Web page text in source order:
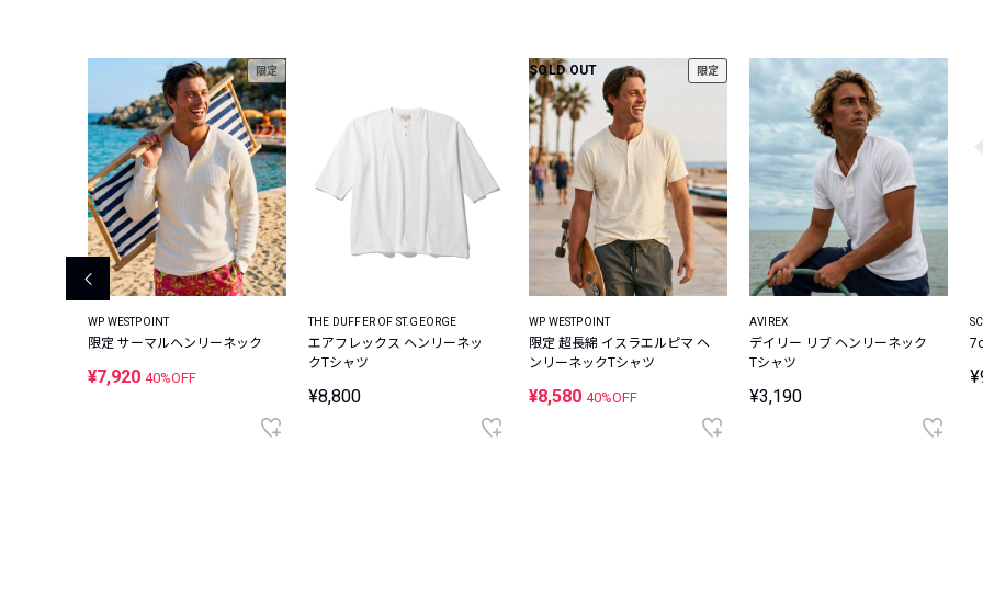
限定
WP WESTPOINT
限定 サーマルヘンリーネック
¥7,920 40%OFF
THE DUFFER OF ST.GEORGE
エアフレックス ヘンリーネッ
クTシャツ
¥8,800
SOLD OUT 限定
WP WESTPOINT
限定 超長綿 イスラエルピマ ヘ
ンリーネックTシャツ
¥8,580 40%OFF
AVIREX
デイリー リブ ヘンリーネック
Tシャツ
¥3,190